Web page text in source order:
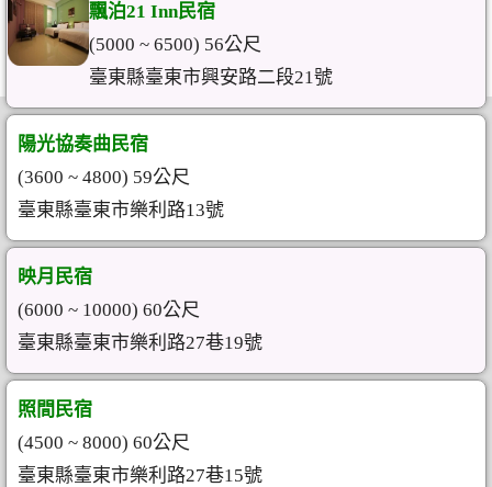
飄泊21 Inn民宿
(5000 ~ 6500) 56公尺
臺東縣臺東市興安路二段21號
陽光協奏曲民宿
(3600 ~ 4800) 59公尺
臺東縣臺東市樂利路13號
映月民宿
(6000 ~ 10000) 60公尺
臺東縣臺東市樂利路27巷19號
照間民宿
(4500 ~ 8000) 60公尺
臺東縣臺東市樂利路27巷15號